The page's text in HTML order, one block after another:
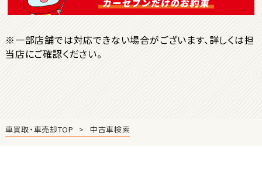
トヨタ
ヤリスクロス
※一部店舗では対応できない場合がございます、詳しくは担
当店にご確認ください。
車買取・車売却TOP 中古車検索